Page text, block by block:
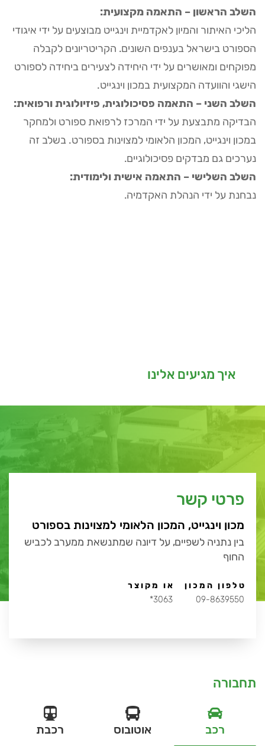
השלב הראשון – התאמה מקצועית:
הליכי האיתור והמיון לאקדמיית וינגייט מבוצעים על ידי איגודי
הספורט בישראל בענפים השונים. הקריטריונים לקבלה
מפוקחים ומאושרים על ידי היחידה לצעירים ביחידה לספורט
הישגי והוועדה המקצועית במכון וינגייט.
השלב השני – התאמה פסיכולוגית, פיזיולוגית ורפואית:
הבדיקה מתבצעת על ידי המרכז לרפואת ספורט ולמחקר
במכון וינגייט, המכון הלאומי למצוינות בספורט. בשלב זה
נערכים גם מבדקים פסיכולוגיים.
השלב השלישי – התאמה אישית ולימודית:
נבחנת על ידי הנהלת האקדמיה.
איך מגיעים אלינו
פרטי קשר
מכון וינגייט, המכון הלאומי למצוינות בספורט
בין נתניה לשפיים, על דיונה שמתנשאת ממערב לכביש
החוף
טלפון המכון
09-8639550
או מקוצר
3063*
תחבורה
רכב אוטובוס רכבת